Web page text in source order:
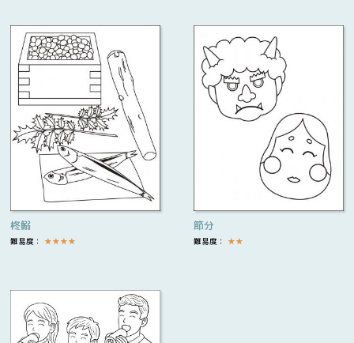
柊鰯
難易度： ★★★★
節分
難易度： ★★